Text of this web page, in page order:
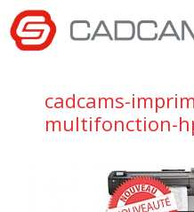
Aller
au
contenu
cadcams-
multifonction-